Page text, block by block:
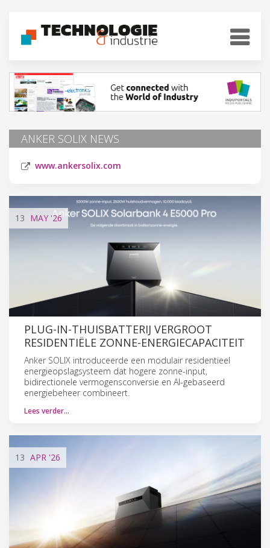
ANKER SOLIX NEWS
www.ankersolix.com
13 MAY '26
PLUG-IN-THUISBATTERIJ VERGROOT
RESIDENTIËLE ZONNE-ENERGIECAPACITEIT
Anker SOLIX introduceerde een modulair residentieel
energieopslagsysteem dat hogere zonne-input,
bidirectionele vermogensconversie en AI-gebaseerd
energiebeheer combineert.
Lees verder…
13 APR '26